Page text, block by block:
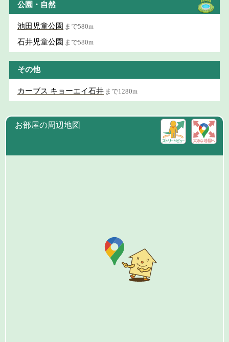
公園・自然
池田児童公園 まで580m
石井児童公園 まで580m
その他
カーブス キョーエイ石井 まで1280m
お部屋の周辺地図